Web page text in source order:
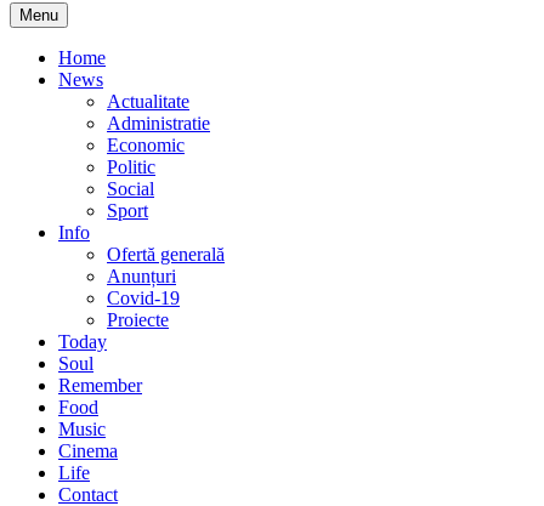
Menu Skip
to
content
Home
News
Actualitate
Administratie
Economic
Politic
Social
Sport
Info
Ofertă generală
Anunțuri
Covid-19
Proiecte
Today
Soul
Remember
Food
Music
Cinema
Life
Contact